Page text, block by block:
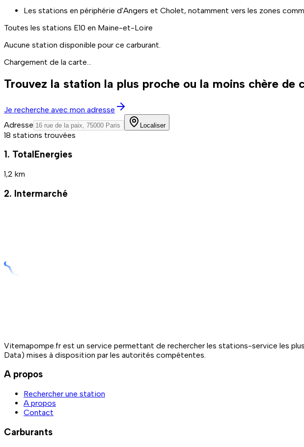
Les stations en périphérie d'Angers et Cholet, notamment vers les zones
Toutes les stations E10 en Maine-et-Loire
Aucune station disponible pour ce carburant.
Chargement de la carte...
Trouvez la station la plus proche ou la moins chère de
Je recherche avec mon adresse
Adresse
Localiser
18 stations trouvées
1. TotalEnergies
1,2 km
2. Intermarché
Vitemapompe.fr est un service permettant de rechercher les stations-service les
Data) mises à disposition par les autorités compétentes.
A propos
Rechercher une station
A propos
Contact
Carburants